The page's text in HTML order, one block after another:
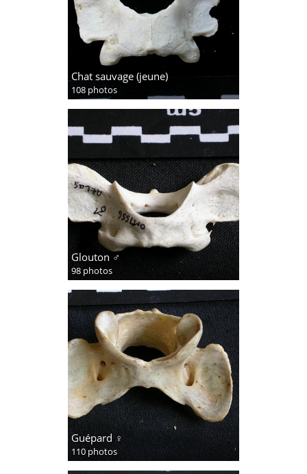
Chat sauvage (jeune)
108 photos
Glouton ♂
98 photos
Guépard ♀
110 photos